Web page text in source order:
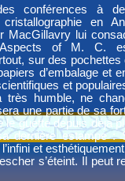
conférences à
en
MacGillavry lui
of M. C.
sur des
d’embalage et
et
très humble, ne
une partie de sa
le guette depuis déjà
dernière estampe :
et
s’éteint. Il peut